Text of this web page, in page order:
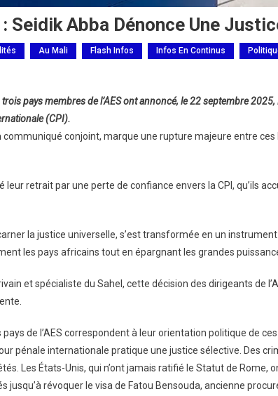
Seidik Abba Dénonce Une
Au Mali Flash Infos Infos En Continus
pays membres de l’AES ont annoncé, le 22 septembre
(CPI).
conjoint, marque une rupture majeure entre ces
leur retrait par une perte de confiance envers la CPI, qu’ils
la justice universelle, s’est transformée en un
les pays africains tout en épargnant les grandes
et spécialiste du Sahel, cette décision des dirigeants de
de l’AES correspondent à leur orientation politique de
pénale internationale pratique une justice sélective. Des
Les États-Unis, qui n’ont jamais ratifié le Statut de Rome,
jusqu’à révoquer le visa de Fatou Bensouda, ancienne